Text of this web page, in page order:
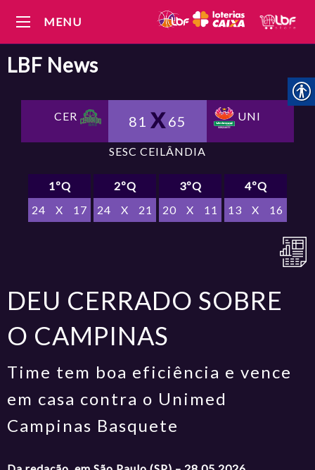
MENU
LBF News
CER 81 65 UNI
SESC CEILÂNDIA
1ºQ
24
X 17
2ºQ
24
X 21
3ºQ
20
X 11
4ºQ
13
X 16
DEU CERRADO SOBRE
O CAMPINAS
Time tem boa eficiência e vence
em casa contra o Unimed
Campinas Basquete